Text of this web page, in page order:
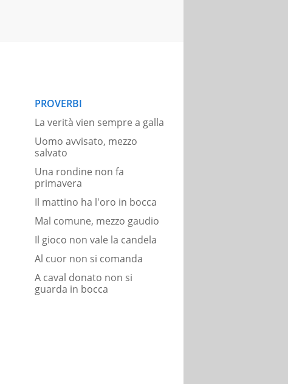
PROVERBI
La verità vien sempre a galla
Uomo avvisato, mezzo
salvato
Una rondine non fa
primavera
Il mattino ha l'oro in bocca
Mal comune, mezzo gaudio
Il gioco non vale la candela
Al cuor non si comanda
A caval donato non si
guarda in bocca